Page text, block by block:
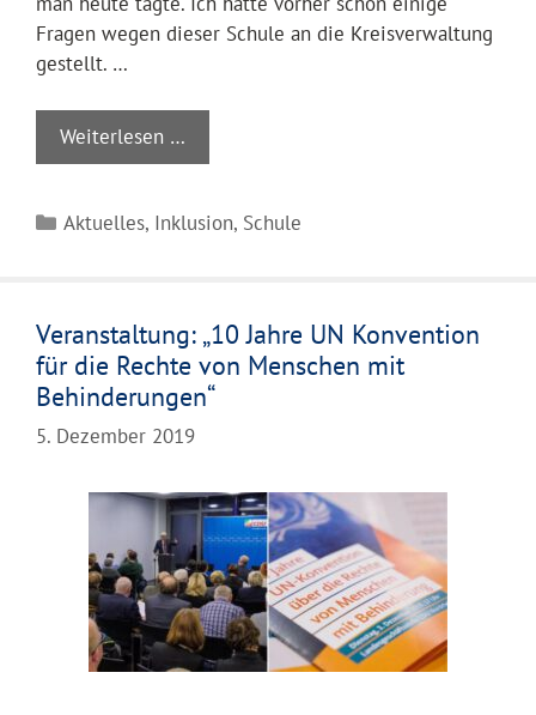
Fragen wegen dieser Schule an die Kreisverwaltung
gestellt. …
Weiterlesen …
Kategorien
Aktuelles, Inklusion, Schule
Veranstaltung: „10 Jahre UN Konvention
für die Rechte von Menschen mit
Behinderungen“
5. Dezember 2019